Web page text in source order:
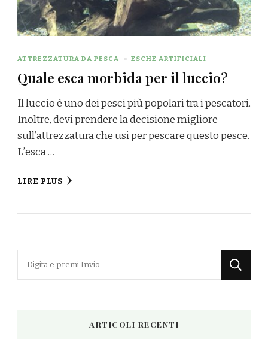
ATTREZZATURA DA PESCA ESCHE ARTIFICIALI
Quale esca morbida per il luccio?
Il luccio è uno dei pesci più popolari tra i pescatori.
Inoltre, devi prendere la decisione migliore
sull’attrezzatura che usi per pescare questo pesce.
L’esca …
LIRE PLUS
ARTICOLI RECENTI